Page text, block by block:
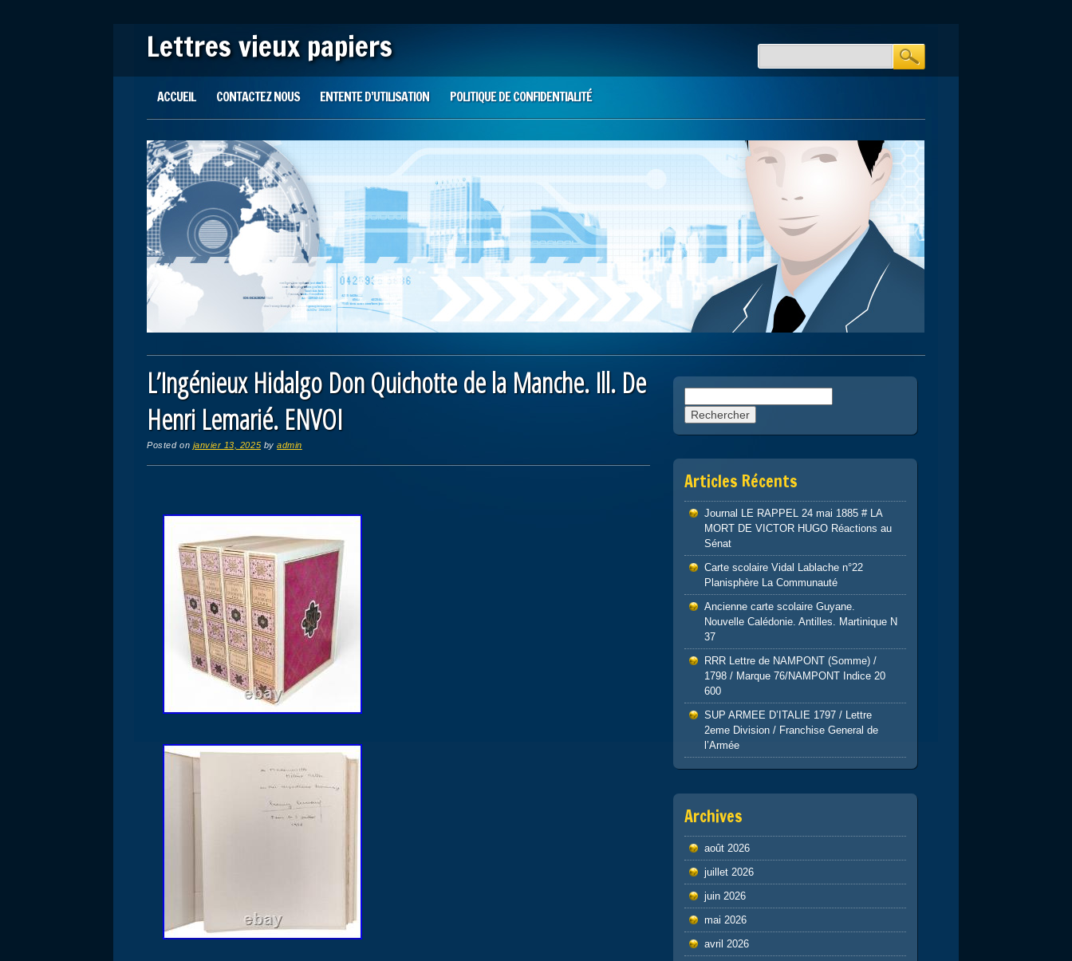
Lettres vieux papiers
Main menu
ACCUEIL CONTACTEZ NOUS ENTENTE D’UTILISATION POLITIQUE DE CONFIDENTIALITÉ
L’Ingénieux Hidalgo Don Quichotte de la Manche. Ill. De
Henri Lemarié. ENVOI
Posted on janvier 13, 2025 byadmin
Articles Récents
Journal LE RAPPEL 24 mai 1885 # LA
MORT DE VICTOR HUGO Réactions au
Sénat
Carte scolaire Vidal Lablache n°22
Planisphère La Communauté
Ancienne carte scolaire Guyane.
Nouvelle Calédonie. Antilles. Martinique N
37
RRR Lettre de NAMPONT (Somme) /
1798 / Marque 76/NAMPONT Indice 20
600
SUP ARMEE D’ITALIE 1797 / Lettre
2eme Division / Franchise General de
l’Armée
Archives
août 2026
juillet 2026
juin 2026
mai 2026
avril 2026